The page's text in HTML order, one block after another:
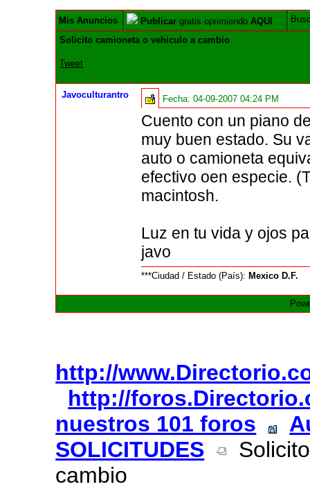
Mis Anuncios Publicar gratis oprimiendoAQUI
Solicito camioneta o vehiculo a cambio
Tweet
Javoculturantro Fecha:04-09-2007 04:24 PM
Cuento con un piano
muy buen estado. Su
auto o camioneta
efectivo oen especie.
macintosh.
Luz en tu vida y ojos
javo
***Ciudad / Estado (País): Mexico D.F.
http://
http://
nuestros 101 foros
SOLICITUDES
cambio